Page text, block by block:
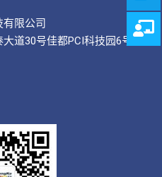
限公司
道30号佳都PCI科技园6号